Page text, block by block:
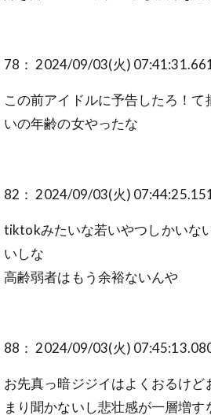
78： 2024/09/03(火)
この前アイドルに予告したろ！て
いの年齢の女やったな
82： 2024/09/03(火)
tiktokみたいな若いやつしかいな
いしな
高齢弱者はもう余裕ないんや
88： 2024/09/03(火)
お先真っ暗ジジイはよくおるけど
まり聞かないし悲壮感が一層増す